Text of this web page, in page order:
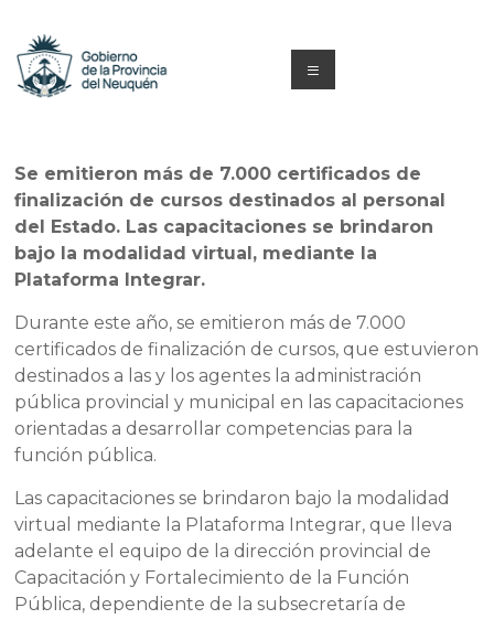
contenido
y
Formación
Neuquén
Menú
Se emitieron más de 7.000 certificados de
finalización de cursos destinados al personal
del Estado. Las capacitaciones se brindaron
bajo la modalidad virtual, mediante la
Plataforma Integrar.
Durante este año, se emitieron más de 7.000
certificados de finalización de cursos, que estuvieron
destinados a las y los agentes la administración
pública provincial y municipal en las capacitaciones
orientadas a desarrollar competencias para la
función pública.
Las capacitaciones se brindaron bajo la modalidad
virtual mediante la Plataforma Integrar, que lleva
adelante el equipo de la dirección provincial de
Capacitación y Fortalecimiento de la Función
Pública, dependiente de la subsecretaría de